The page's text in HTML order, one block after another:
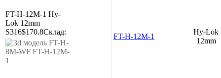
FT-H-12M-1 Hy-
Lok 12mm
S316$170.8Склад:
FT-H-12M-1
Hy-Lok
12mm